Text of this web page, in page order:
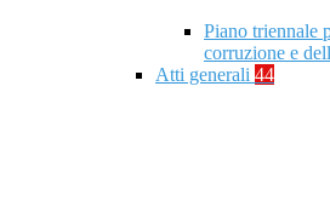
Piano triennale
corruzione e
Atti generali 44